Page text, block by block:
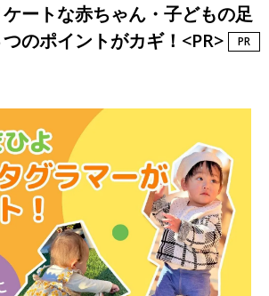
ケートな赤ちゃん・子どもの足
のポイントがカギ！<PR>